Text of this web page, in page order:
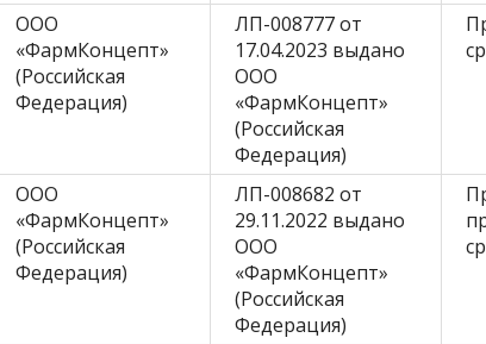
ООО
«ФармКонцепт»
(Российская
Федерация)
ЛП-008777 от
17.04.2023 выдано
ООО
«ФармКонцепт»
(Российская
Федерация)
ООО
«ФармКонцепт»
(Российская
Федерация)
ЛП-008682 от
29.11.2022 выдано
ООО
«ФармКонцепт»
(Российская
Федерация)